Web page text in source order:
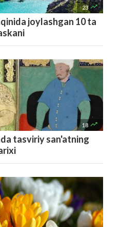
23 
joylashgan 10 ta
18 
tasviriy san'atning